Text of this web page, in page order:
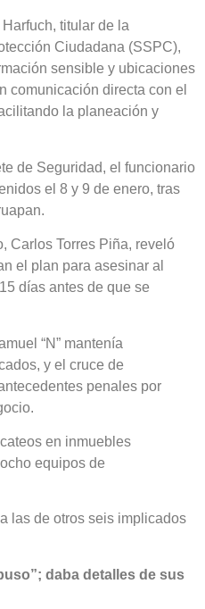
titular de la
Ciudadana (SSPC),
sensible y ubicaciones
comunicación directa con el
la planeación y
de Seguridad, el funcionario
el 8 y 9 de enero, tras
Carlos Torres Piña, reveló
el plan para asesinar al
días antes de que se
“N” mantenía
y el cruce de
penales por
en inmuebles
equipos de
las de otros seis implicados
daba detalles de sus